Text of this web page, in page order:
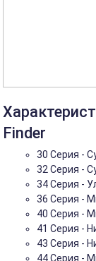
Finder
30 Серия -
32 Серия -
34 Серия -
36 Серия -
40 Серия -
41 Серия -
43 Серия -
44 Серия -